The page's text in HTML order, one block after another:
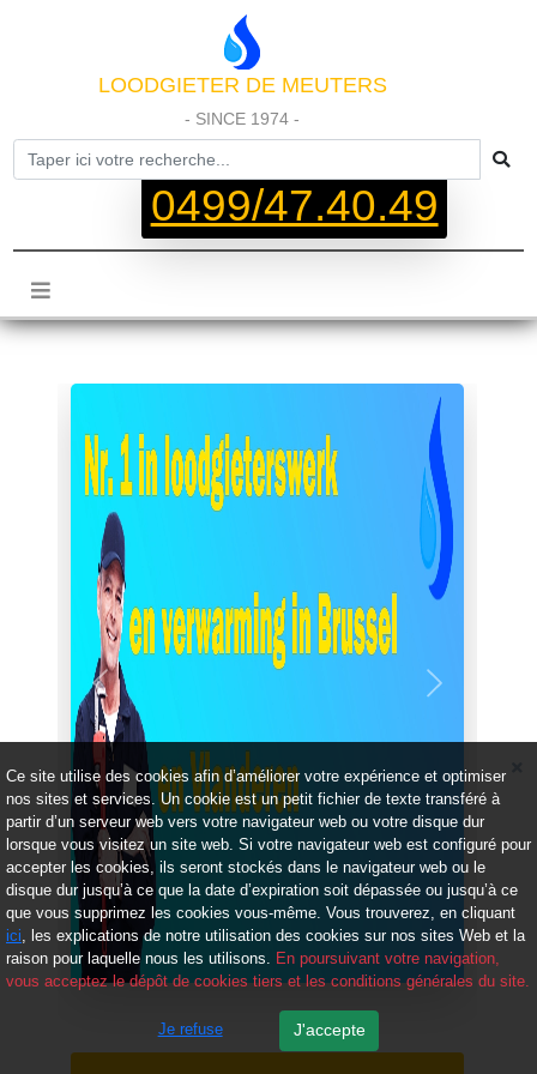
LOODGIETER DE MEUTERS
- SINCE 1974 -
0499/47.40.49
Précédent Suivant
Ce site utilise des cookies afin d’améliorer votre expérience et optimiser
nos sites et services. Un cookie est un petit fichier de texte transféré à
partir d’un serveur web vers votre navigateur web ou votre disque dur
lorsque vous visitez un site web. Si votre navigateur web est configuré pour
accepter les cookies, ils seront stockés dans le navigateur web ou le
disque dur jusqu’à ce que la date d’expiration soit dépassée ou jusqu’à ce
que vous supprimez les cookies vous-même. Vous trouverez, en cliquant
ici, les explications de notre utilisation des cookies sur nos sites Web et la
raison pour laquelle nous les utilisons. En poursuivant votre navigation,
vous acceptez le dépôt de cookies tiers et les conditions générales du site.
Je refuse J'accepte